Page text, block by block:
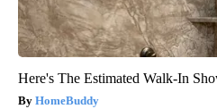
Here's The Estimated Walk-In
HomeBuddy